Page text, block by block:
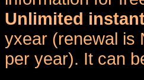
Unlimited
yxear (renewal is
per year). It can